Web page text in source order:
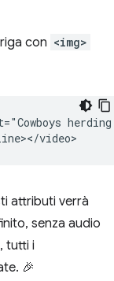
con <img>
attributi verrà
senza audio
tutti i
🎉